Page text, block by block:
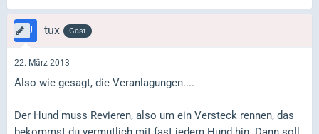
tux Gast
22. März 2013
Also wie gesagt, die Veranlagungen....
Der Hund muss Revieren, also um ein Versteck rennen, das